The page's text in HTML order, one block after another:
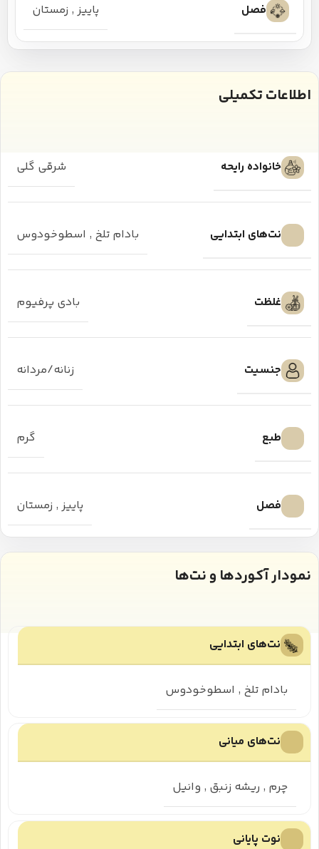
فصل پاییز , زمستان
اطلاعات تکمیلی
خانواده رایحه شرقی گلی
نت‌های ابتدایی بادام تلخ , اسطوخودوس
غلظت بادی پرفیوم
جنسیت زنانه/مردانه
طبع گرم
فصل پاییز , زمستان
نمودار آکوردها و نت‌ها
نت‌های ابتدایی
بادام تلخ , اسطوخودوس
نت‌های میانی
چرم , ریشه زنبق , وانیل
نوت پایانی